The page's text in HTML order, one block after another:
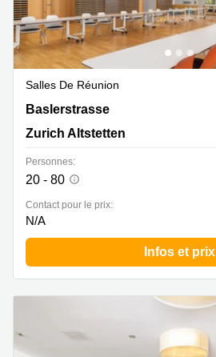
Salles De Réunion
Baslerstrasse 60, Zurich Altstetten
Baslerstrasse
Zurich Altstetten
Personnes:
20 - 80
Contact pour le prix:
N/A
Infos et prix